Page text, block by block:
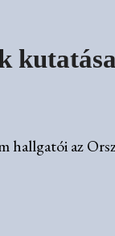
hallgatói az